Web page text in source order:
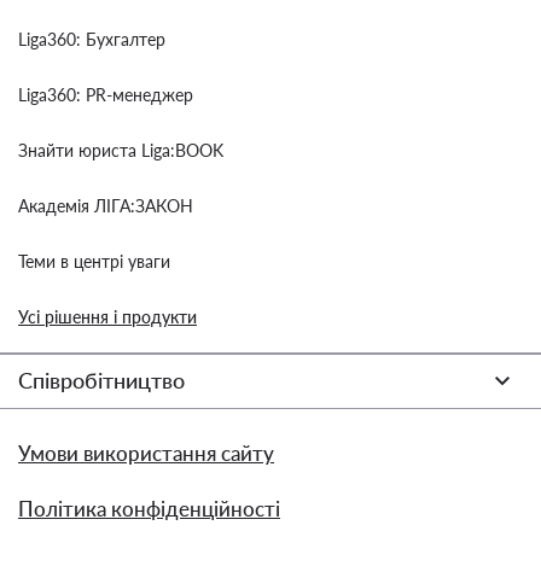
Liga360: Бухгалтер
Liga360: PR-менеджер
Знайти юриста Liga:BOOK
Академія ЛІГА:ЗАКОН
Теми в центрі уваги
Усі рішення і продукти
Співробітництво
Умови використання сайту
Політика конфіденційності